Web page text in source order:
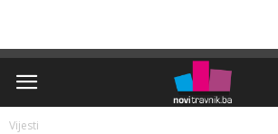
Vijesti